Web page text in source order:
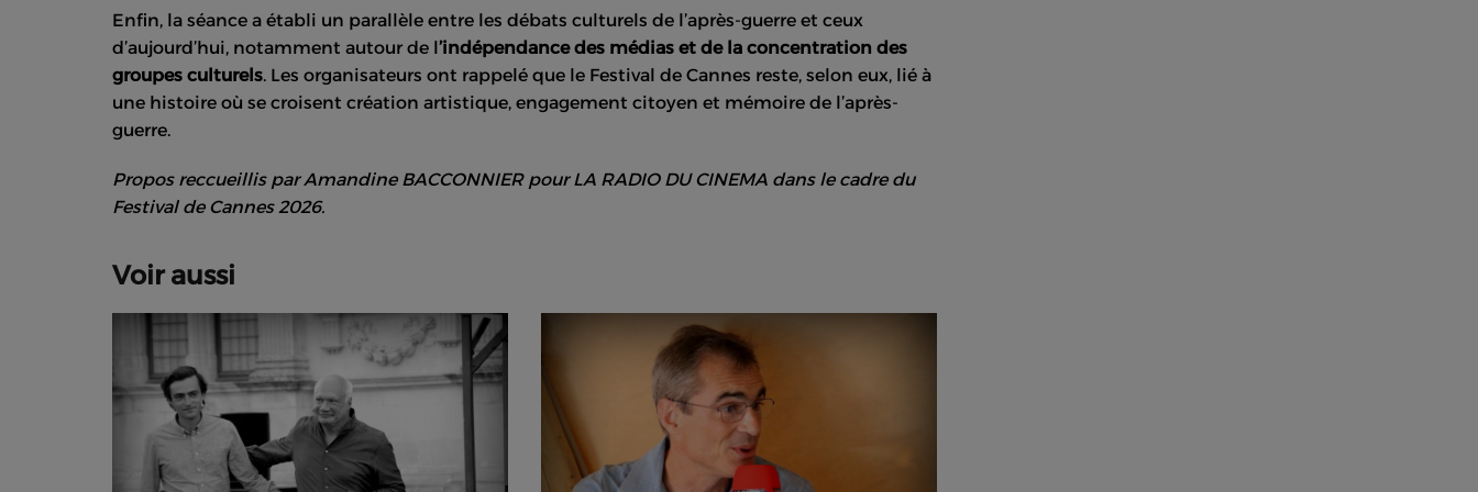
Enfin, la séance a établi un parallèle entre les débats culturels de l’après-guerre et ceux
d’aujourd’hui, notamment autour de l’indépendance des médias et de la concentration des
groupes culturels. Les organisateurs ont rappelé que le Festival de Cannes reste, selon eux, lié à
une histoire où se croisent création artistique, engagement citoyen et mémoire de l’après-
guerre.
Propos reccueillis par Amandine BACCONNIER pour LA RADIO DU CINEMA dans le cadre du
Festival de Cannes 2026.
Voir aussi